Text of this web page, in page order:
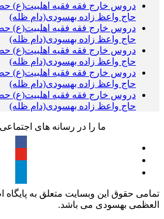
دروس خارج فقه فقیه اهلبیت(ع)
حاج واعظ زاده بهسودی(دام ظله)
دروس خارج فقه فقیه اهلبیت(ع)
حاج واعظ زاده بهسودی(دام ظله)
دروس خارج فقه فقیه اهلبیت(ع)
حاج واعظ زاده بهسودی(دام ظله)
دروس خارج فقه فقیه اهلبیت(ع)
حاج واعظ زاده بهسودی(دام ظله)
دروس خارج فقه فقیه اهلبیت(ع)
حاج واعظ زاده بهسودی(دام ظله)
ما را در رسانه های اجتماعی
تمامی حقوق این وبسایت متعلق به پایگاه
العظمی بهسودی می باشد.